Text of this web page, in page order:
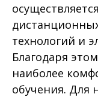
технологий и
Благодаря
наиболее
обучения. Для